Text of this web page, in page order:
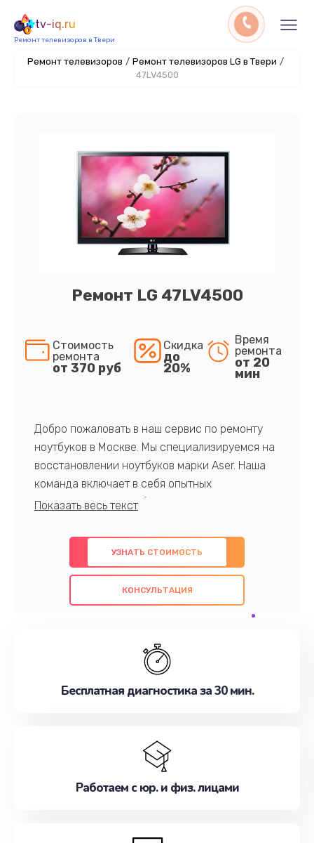
tv-iq.ru
Ремонт телевизоров в Твери
Ремонт телевизоров / Ремонт телевизоров LG в Твери /
47LV4500
Ремонт LG 47LV4500
Стоимость
ремонта
от 370 руб
Скидка
до
20%
Время
ремонта
от 20
мин
Добро пожаловать в наш сервис по ремонту
ноутбуков в Москве. Мы специализируемся на
восстановлении ноутбуков марки Aser. Наша
команда включает в себя опытных
профессионалов с обширными знаниями и
предлагаем быстрый и качественный ремонт с
использованием оригинальных компонентов, а
также гарантируем качество всех
проведенных работ. Наша цель - предоставить
наилучшим образом. Не медлите записаться на
УЗНАТЬ СТОИМОСТЬ
КОНСУЛЬТАЦИЯ
Бесплатная диагностика за 30 мин.
Работаем с юр. и физ. лицами